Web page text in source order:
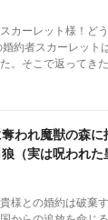
スカーレット様！ど
約者スカーレット
。そこで返ってき
ある。 わからない
本当に大丈夫かし
われ魔獣の森
（実は呪われ
ました
貴様との婚約は破